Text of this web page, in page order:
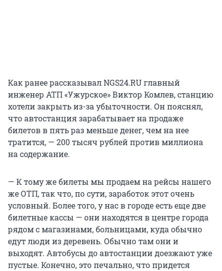
Как ранее рассказывал NGS24.RU главный
инженер АТП «Ужурское» Виктор Комлев, станцию
хотели закрыть из-за убыточности. Он пояснял,
что автостанция зарабатывает на продаже
билетов в пять раз меньше денег, чем на нее
тратится, — 200 тысяч рублей против миллиона
на содержание.
— К тому же билеты мы продаем на рейсы нашего
же ОТП, так что, по сути, заработок этот очень
условный. Более того, у нас в городе есть еще две
билетные кассы — они находятся в центре города
рядом с магазинами, больницами, куда обычно
едут люди из деревень. Обычно там они и
выходят. Автобусы до автостанции доезжают уже
пустые. Конечно, это печально, что придется